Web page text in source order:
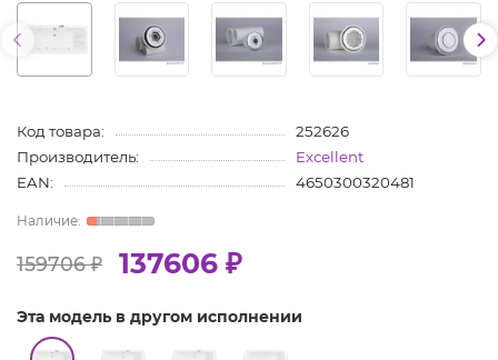
Код товара:
252626
Производитель:
Excellent
EAN:
4650300320481
159706 ₽ 137606 ₽
Эта модель в другом исполнении